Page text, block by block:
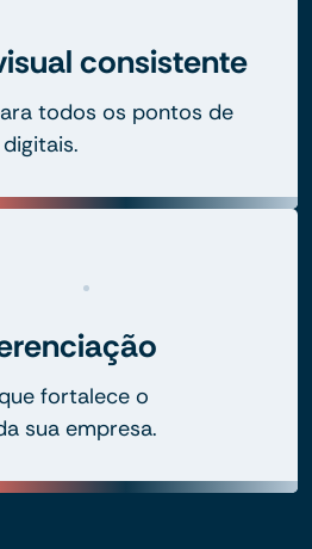
consistente
todos os pontos de
fortalece o
sua empresa.